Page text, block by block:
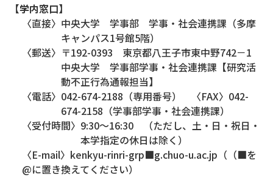
【学内窓口】
〈直接〉中央大学 学事部 学事・社会連携課（多摩
キャンパス1号館5階）
〈郵送〉〒192-0393 東京都八王子市東中野742－1
中央大学 学事部学事・社会連携課【研究活
動不正行為通報担当】
〈電話〉042-674-2188（専用番号） 〈FAX〉042-
674-2158（学事部学事・社会連携課）
〈受付時間〉9:30～16:30 （ただし、土・日・祝日・
本学指定の休日は除く）
〈E-mail〉kenkyu-rinri-grp■g.chuo-u.ac.jp（（■を
@に置き換えてください）